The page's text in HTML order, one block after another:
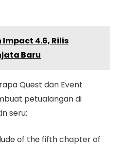
Impact 4.6, Rilis
Baru
Quest dan Event
petualangan di
seru:
of the fifth chapter of